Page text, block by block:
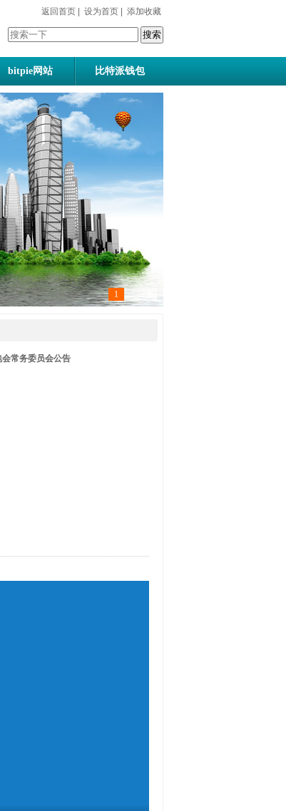
返回首页 设为首页 添加收藏
bitpie网站 比特派钱包
1 2
常务委员会公告